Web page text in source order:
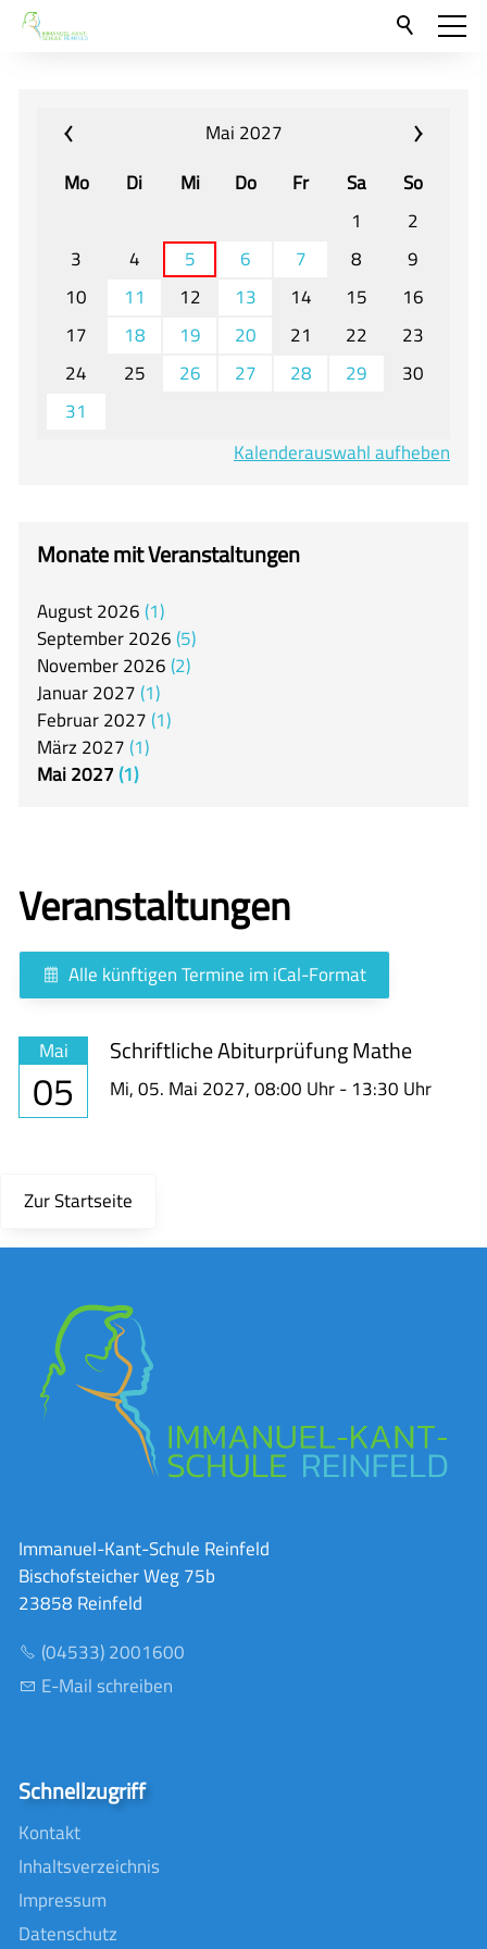
Neu hier?
Für Eltern und Schüler
Veranstaltungen und Termine
Unser Unterricht - Fachcurricula
Unsere Konzepte
Downloads
Unter-, Mittel und Oberstufe
Offener Ganztag
Mensa
Unsere Schulgemeinschaft
Kontakt
🇬🇧
Mai 2027
Mo
Di Mi Do Fr Sa
So
1
2
3
4 5 6 7 8
9
10
11 12 13 14 15
16
17
18 19 20 21 22
23
24
25 26 27 28 29
30
31
Kalenderauswahl aufheben
Monate mit Veranstaltungen
August2026 1
September2026 5
November2026 2
Januar2027 1
Februar2027 1
März 2027 1
Mai2027 1
Veranstaltungen
Alle künftigen Termine im iCal-Format
Mai
05
Schriftliche Abiturprüfung Mathe
Mi,05. Mai 2027, 08:00 Uhr- 13:30 Uhr
Zur Startseite
Immanuel-Kant-Schule Reinfeld
Bischofsteicher Weg 75b
23858 Reinfeld
(04533) 2001600
E-Mail schreiben
Schnellzugriff
Kontakt
Inhaltsverzeichnis
Impressum
Datenschutz